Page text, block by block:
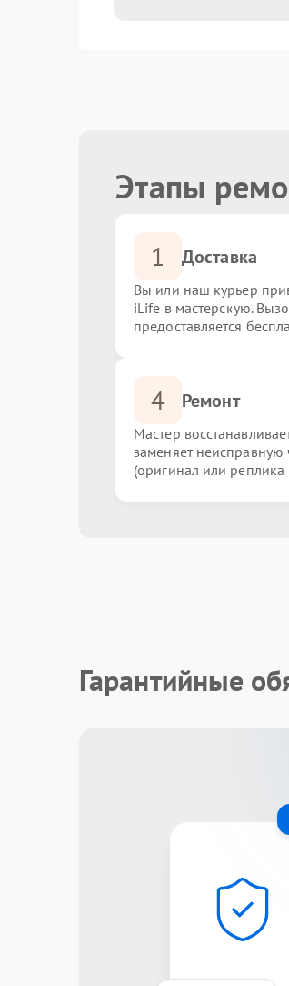
Этапы
1 Доставка
Вы или наш курьер
iLife в мастерскую.
предоставляется
4 Ремонт
Мастер
заменяет неисправную
(оригинал или
Гарантийные